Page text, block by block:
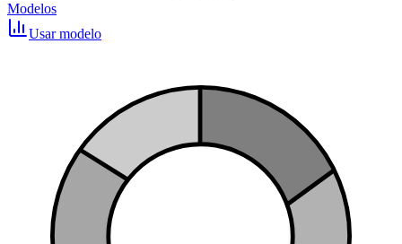
Modelos
Usar modelo